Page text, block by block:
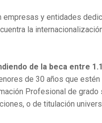
y entidades
la
de la beca entre
de 30 años que
Profesional de grado
o de titulación